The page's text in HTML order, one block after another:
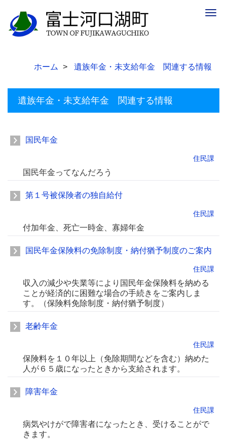
ホーム 遺族年金・未支給年金 関連する情報
遺族年金・未支給年金 関連する情報
国民年金
住民課
国民年金ってなんだろう
第１号被保険者の独自給付
住民課
付加年金、死亡一時金、寡婦年金
国民年金保険料の免除制度・納付猶予制度のご案内
住民課
収入の減少や失業等により国民年金保険料を納める
ことが経済的に困難な場合の手続きをご案内しま
す。（保険料免除制度・納付猶予制度）
老齢年金
住民課
保険料を１０年以上（免除期間などを含む）納めた
人が６５歳になったときから支給されます。
障害年金
住民課
病気やけがで障害者になったとき、受けることがで
きます。